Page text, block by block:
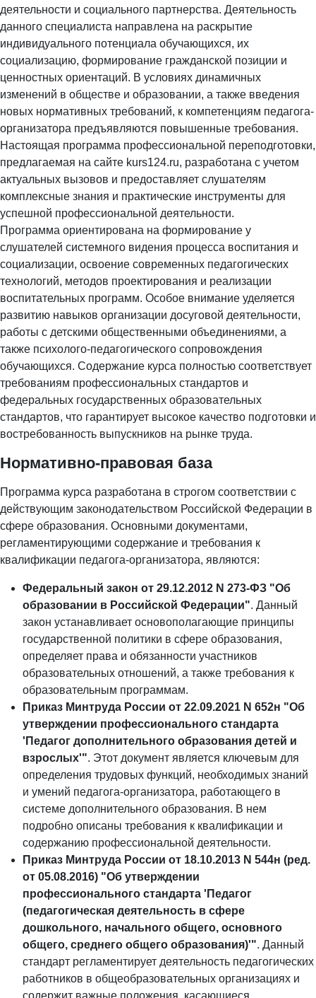
деятельности и социального партнерства. Деятельность
данного специалиста направлена на раскрытие
индивидуального потенциала обучающихся, их
социализацию, формирование гражданской позиции и
ценностных ориентаций. В условиях динамичных
изменений в обществе и образовании, а также введения
новых нормативных требований, к компетенциям педагога-
организатора предъявляются повышенные требования.
Настоящая программа профессиональной переподготовки,
предлагаемая на сайте kurs124.ru, разработана с учетом
актуальных вызовов и предоставляет слушателям
комплексные знания и практические инструменты для
успешной профессиональной деятельности.
Программа ориентирована на формирование у
слушателей системного видения процесса воспитания и
социализации, освоение современных педагогических
технологий, методов проектирования и реализации
воспитательных программ. Особое внимание уделяется
развитию навыков организации досуговой деятельности,
работы с детскими общественными объединениями, а
также психолого-педагогического сопровождения
обучающихся. Содержание курса полностью соответствует
требованиям профессиональных стандартов и
федеральных государственных образовательных
стандартов, что гарантирует высокое качество подготовки и
востребованность выпускников на рынке труда.
Нормативно-правовая база
Программа курса разработана в строгом соответствии с
действующим законодательством Российской Федерации в
сфере образования. Основными документами,
регламентирующими содержание и требования к
квалификации педагога-организатора, являются:
Федеральный закон от 29.12.2012 N 273-ФЗ "Об
образовании в Российской Федерации". Данный
закон устанавливает основополагающие принципы
государственной политики в сфере образования,
определяет права и обязанности участников
образовательных отношений, а также требования к
образовательным программам.
Приказ Минтруда России от 22.09.2021 N 652н "Об
утверждении профессионального стандарта
'Педагог дополнительного образования детей и
взрослых'". Этот документ является ключевым для
определения трудовых функций, необходимых знаний
и умений педагога-организатора, работающего в
системе дополнительного образования. В нем
подробно описаны требования к квалификации и
содержанию профессиональной деятельности.
Приказ Минтруда России от 18.10.2013 N 544н (ред.
от 05.08.2016) "Об утверждении
профессионального стандарта 'Педагог
(педагогическая деятельность в сфере
дошкольного, начального общего, основного
общего, среднего общего образования)'". Данный
стандарт регламентирует деятельность педагогических
работников в общеобразовательных организациях и